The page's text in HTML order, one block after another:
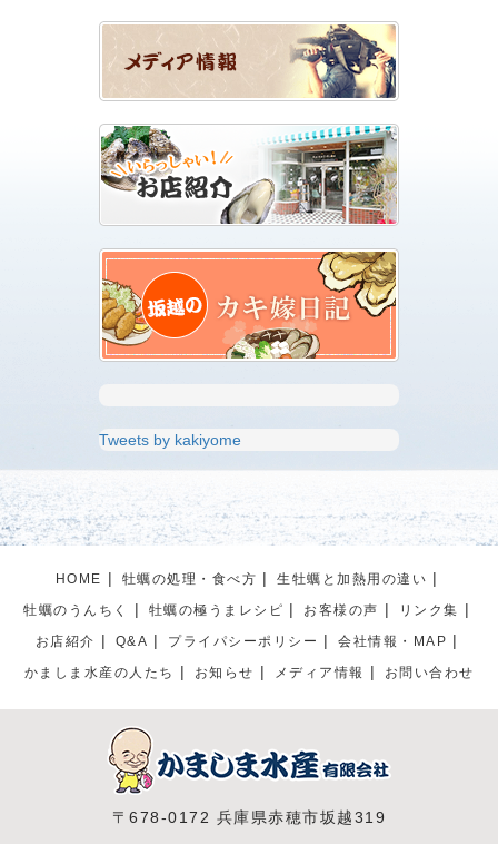
Tweets by kakiyome
HOME 牡蠣の処理・食べ方
生牡蠣と加熱用の違い
牡蠣のうんちく
牡蠣の極うまレシピ お客様の声
リンク集
お店紹介
Q&A プライパシーポリシー
会社情報・MAP
かましま水産の人たち
お知らせ メディア情報 お問い合わせ
〒678-0172 兵庫県赤穂市坂越319